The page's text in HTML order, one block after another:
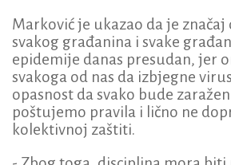
Marković je ukazao da je značaj
svakog građanina i svake
epidemije danas presudan, jer
svakoga od nas da izbjegne
opasnost da svako bude
poštujemo pravila i lično ne
kolektivnoj zaštiti.